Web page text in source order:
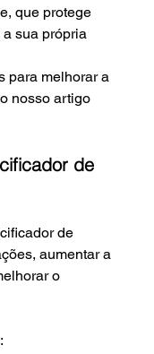
que protege
sua própria
para melhorar a
nosso artigo
de
de
aumentar a
o